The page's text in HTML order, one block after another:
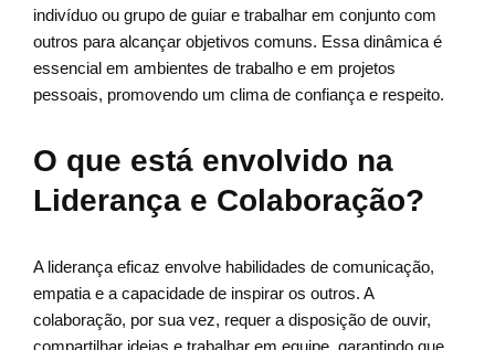
indivíduo ou grupo de guiar e trabalhar em conjunto com
outros para alcançar objetivos comuns. Essa dinâmica é
essencial em ambientes de trabalho e em projetos
pessoais, promovendo um clima de confiança e respeito.
O que está envolvido na
Liderança e Colaboração?
A liderança eficaz envolve habilidades de comunicação,
empatia e a capacidade de inspirar os outros. A
colaboração, por sua vez, requer a disposição de ouvir,